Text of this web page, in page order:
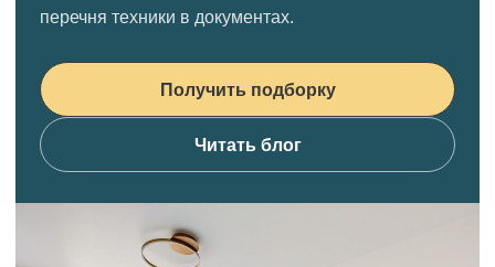
перечня техники в документах.
Получить подборку
Читать блог